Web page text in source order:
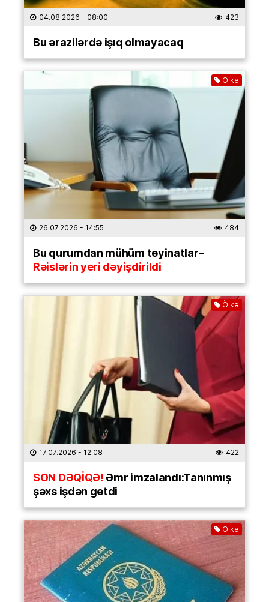
04.08.2026 - 08:00 423
Bu ərazilərdə işıq olmayacaq
Ölkə
26.07.2026 - 14:55 484
Bu qurumdan mühüm təyinatlar–
Rəislərin yeri dəyişdirildi
Ölkə
17.07.2026 - 12:08 422
SON DƏQİQƏ!Əmr imzalandı:Tanınmış
şəxs işdən getdi
Ölkə